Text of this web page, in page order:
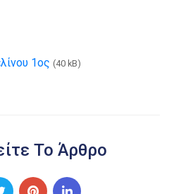
1ος (40 kB)
Το Άρθρο